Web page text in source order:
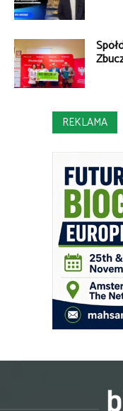
REKLAMA